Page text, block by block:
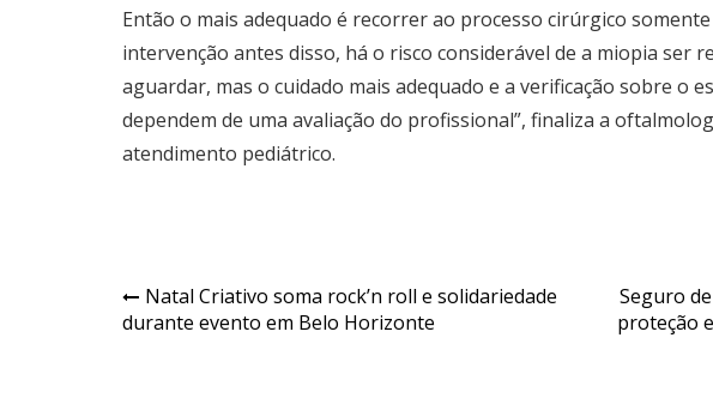
Então o mais adequado é recorrer ao processo cirúrgico
intervenção antes disso, há o risco considerável de a miopia ser
aguardar, mas o cuidado mais adequado e a verificação sobre o
dependem de uma avaliação do profissional”, finaliza a
atendimento pediátrico.
Navegação
de
Natal Criativo soma rock’n roll e solidariedade
durante evento em Belo Horizonte
Seguro
proteção